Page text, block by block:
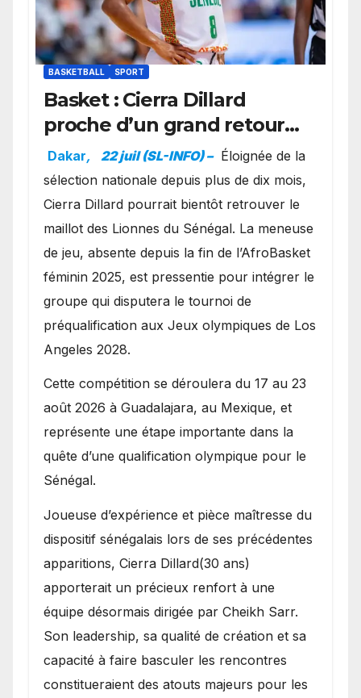
BASKETBALL SPORT
Basket : Cierra Dillard
proche d’un grand retour
avec les Lionnes ?
Dakar, 22 juil (SL-INFO) – Éloignée de la
sélection nationale depuis plus de dix mois,
Cierra Dillard pourrait bientôt retrouver le
maillot des Lionnes du Sénégal. La meneuse
de jeu, absente depuis la fin de l’AfroBasket
féminin 2025, est pressentie pour intégrer le
groupe qui disputera le tournoi de
préqualification aux Jeux olympiques de Los
Angeles 2028.
Cette compétition se déroulera du 17 au 23
août 2026 à Guadalajara, au Mexique, et
représente une étape importante dans la
quête d’une qualification olympique pour le
Sénégal.
Joueuse d’expérience et pièce maîtresse du
dispositif sénégalais lors de ses précédentes
apparitions, Cierra Dillard(30 ans)
apporterait un précieux renfort à une
équipe désormais dirigée par Cheikh Sarr.
Son leadership, sa qualité de création et sa
capacité à faire basculer les rencontres
constitueraient des atouts majeurs pour les